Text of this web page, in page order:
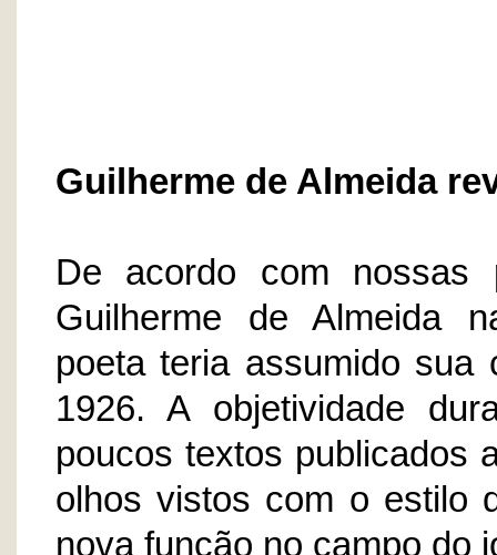
Guilherme de Almeida
De acordo com nossas
Guilherme de Almeida
poeta teria assumido
1926. A objetividade
poucos textos publicados
olhos vistos com o estilo
nova função no campo do